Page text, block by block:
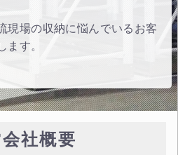
現場の収納に悩んでいるお客
ます。
社概要